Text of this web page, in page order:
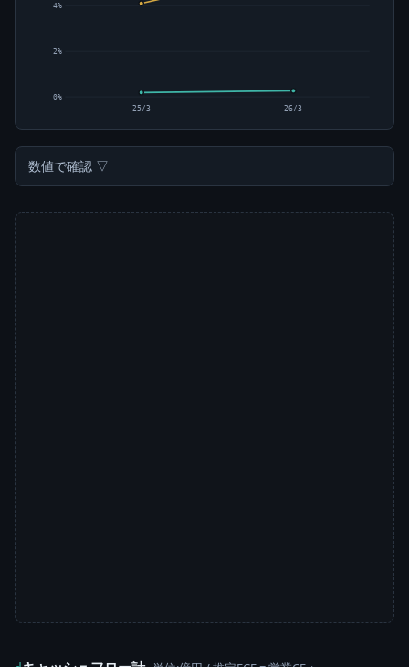
0%
2%
4%
25/3 26/3
数値で確認 ▽